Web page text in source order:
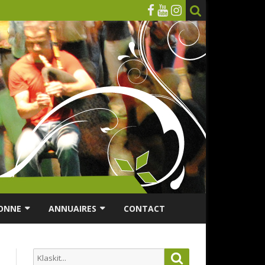
ANNUAIRES
ANNUAIRES DES MUSICIENS
CONTACT
Search